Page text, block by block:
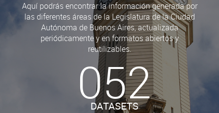
Aquí podrás encontrar la información generada por
las diferentes áreas de la Legislatura de la Ciudad
Autónoma de Buenos Aires, actualizada
periódicamente y en formatos abiertos y
reutilizables.
052
DATASETS